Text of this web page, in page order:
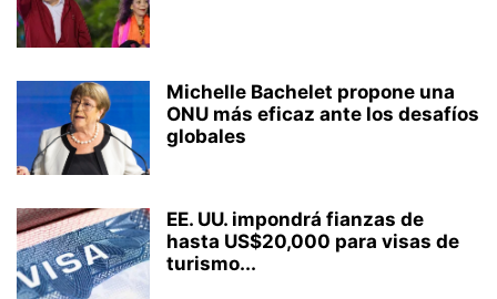
Michelle Bachelet propone una
ONU más eficaz ante los desafíos
globales
EE. UU. impondrá fianzas de
hasta US$20,000 para visas de
turismo...